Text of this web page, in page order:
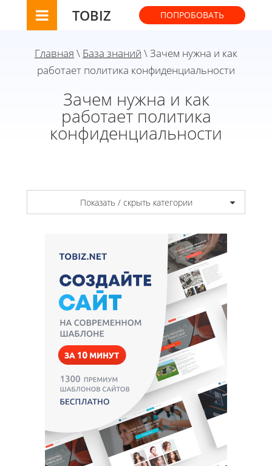
TOBIZ ПОПРОБОВАТЬ
Главная \ База знаний \ Зачем нужна и как
работает политика конфиденциальности
Зачем нужна и как
работает политика
конфиденциальности
Показать / скрыть категории